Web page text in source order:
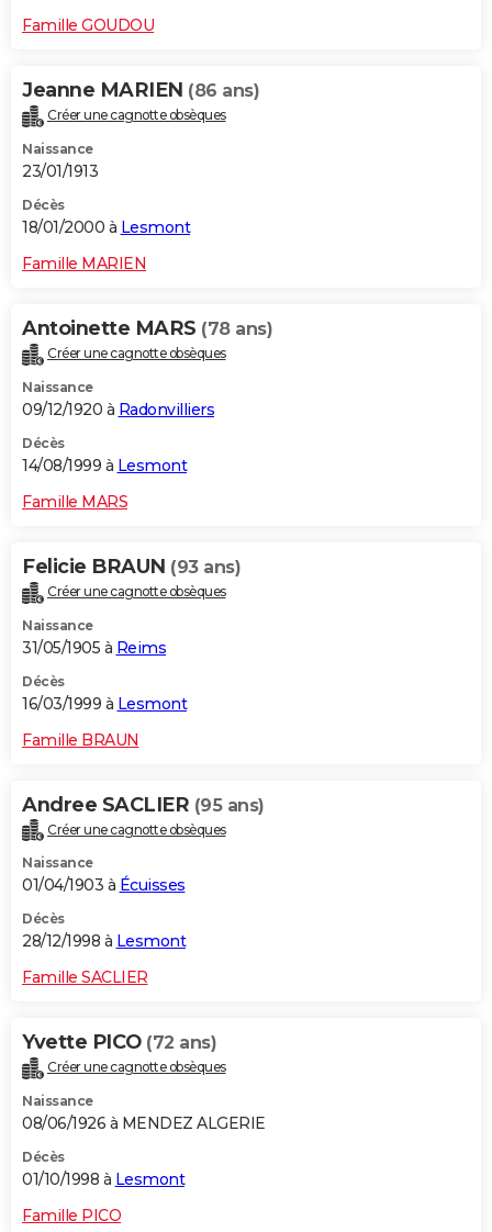
Famille GOUDOU
Jeanne MARIEN (86 ans)
Créer une cagnotte obsèques
Naissance
23/01/1913
Décès
18/01/2000 à Lesmont
Famille MARIEN
Antoinette MARS (78 ans)
Créer une cagnotte obsèques
Naissance
09/12/1920 à Radonvilliers
Décès
14/08/1999 à Lesmont
Famille MARS
Felicie BRAUN (93 ans)
Créer une cagnotte obsèques
Naissance
31/05/1905 à Reims
Décès
16/03/1999 à Lesmont
Famille BRAUN
Andree SACLIER (95 ans)
Créer une cagnotte obsèques
Naissance
01/04/1903 à Écuisses
Décès
28/12/1998 à Lesmont
Famille SACLIER
Yvette PICO (72 ans)
Créer une cagnotte obsèques
Naissance
08/06/1926 à MENDEZ ALGERIE
Décès
01/10/1998 à Lesmont
Famille PICO